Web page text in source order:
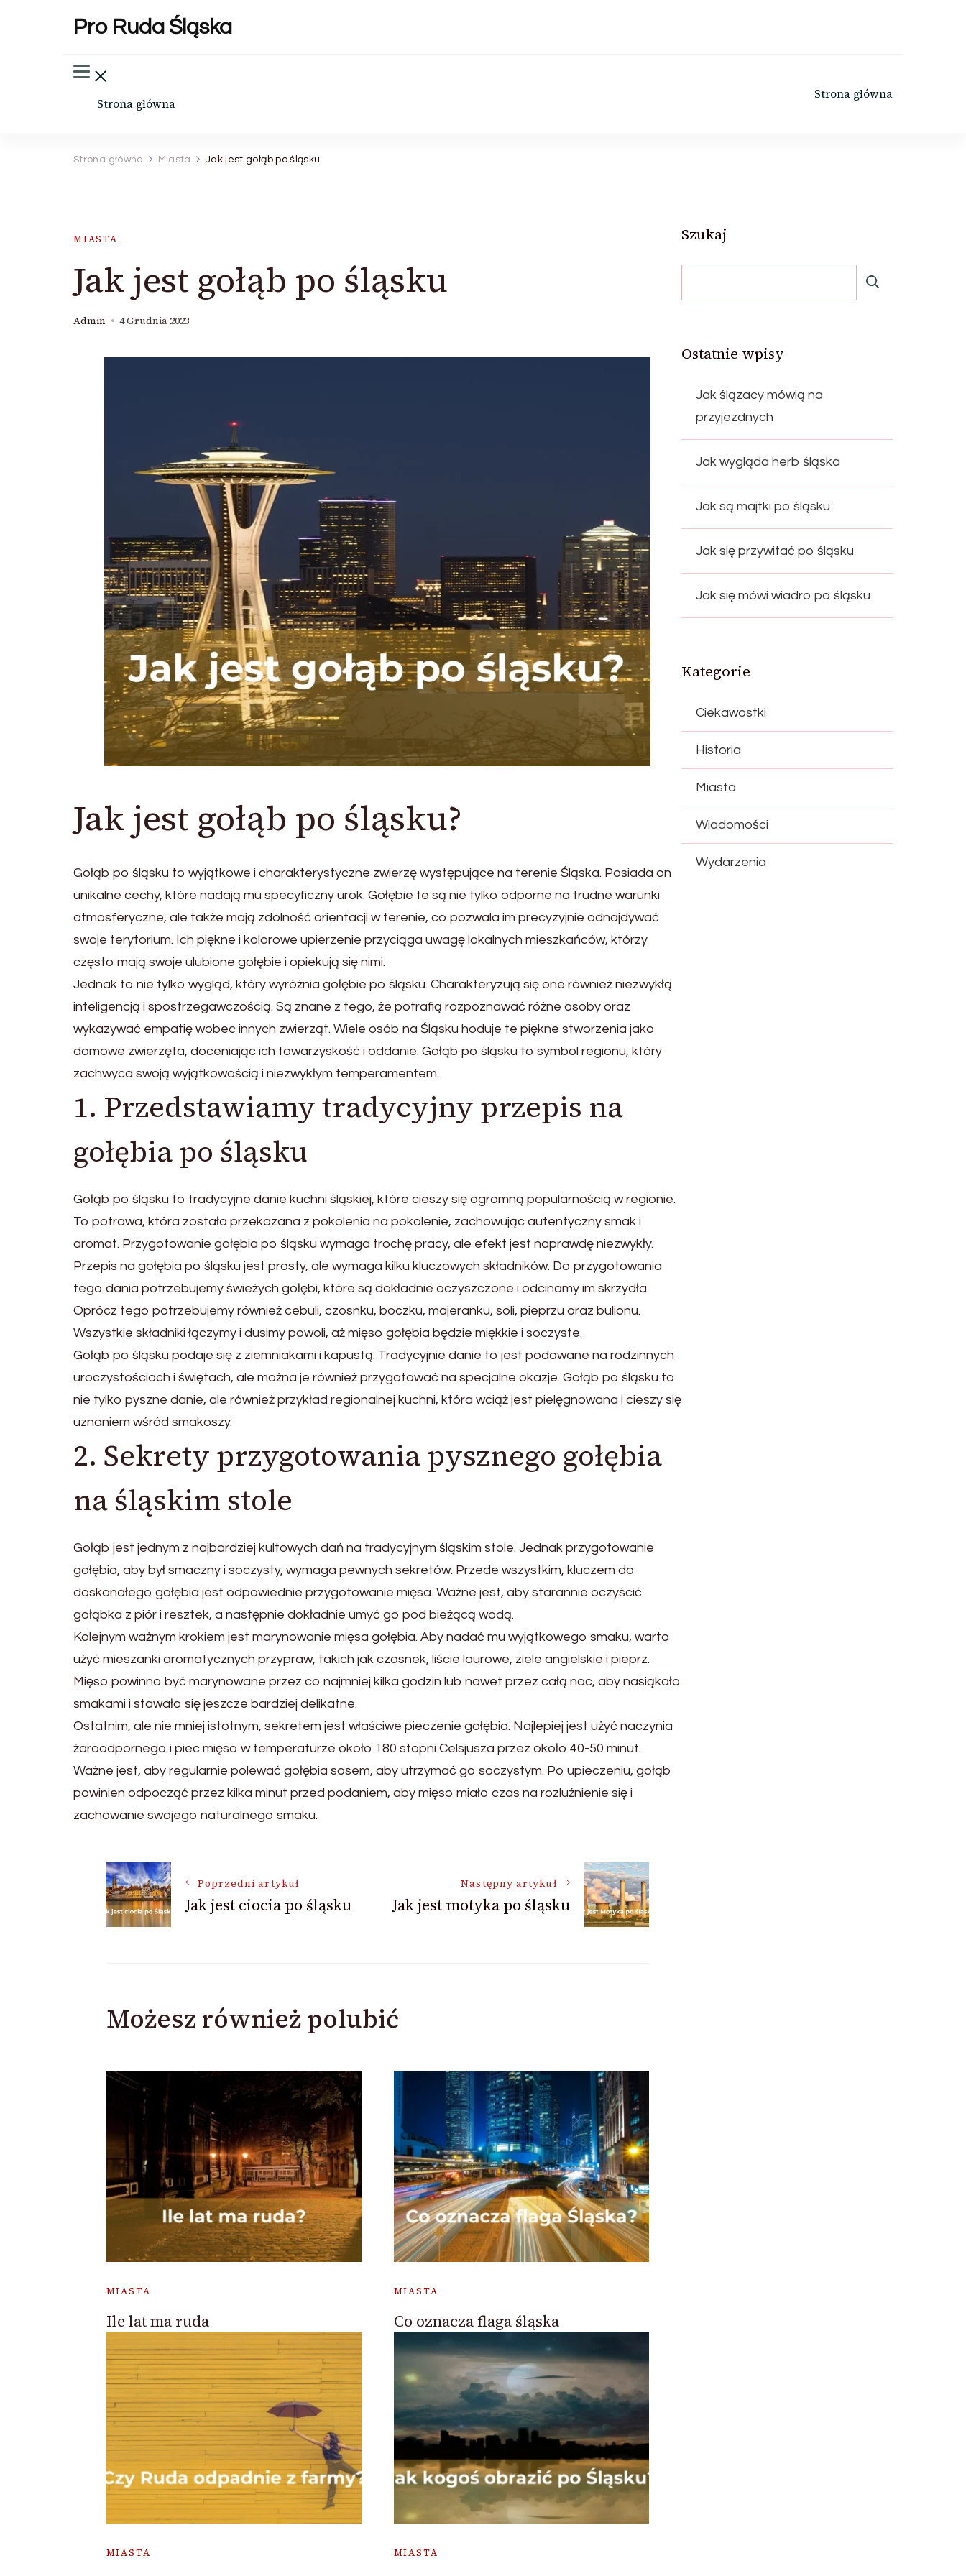
Pro Ruda Śląska
Strona główna
Strona główna
Strona główna Miasta Jak jest gołąb po śląsku
MIASTA
Jak jest gołąb po śląsku
Admin 4 Grudnia 2023
Jak jest gołąb po śląsku?
Gołąb po śląsku to wyjątkowe i charakterystyczne zwierzę występujące na terenie Śląska. Posiada on
unikalne cechy, które nadają mu specyficzny urok. Gołębie te są nie tylko odporne na trudne warunki
atmosferyczne, ale także mają zdolność orientacji w terenie, co pozwala im precyzyjnie odnajdywać
swoje terytorium. Ich piękne i kolorowe upierzenie przyciąga uwagę lokalnych mieszkańców, którzy
często mają swoje ulubione gołębie i opiekują się nimi.
Jednak to nie tylko wygląd, który wyróżnia gołębie po śląsku. Charakteryzują się one również niezwykłą
inteligencją i spostrzegawczością. Są znane z tego, że potrafią rozpoznawać różne osoby oraz
wykazywać empatię wobec innych zwierząt. Wiele osób na Śląsku hoduje te piękne stworzenia jako
domowe zwierzęta, doceniając ich towarzyskość i oddanie. Gołąb po śląsku to symbol regionu, który
zachwyca swoją wyjątkowością i niezwykłym temperamentem.
1. Przedstawiamy tradycyjny przepis na
gołębia po śląsku
Gołąb po śląsku to tradycyjne danie kuchni śląskiej, które cieszy się ogromną popularnością w regionie.
To potrawa, która została przekazana z pokolenia na pokolenie, zachowując autentyczny smak i
aromat. Przygotowanie gołębia po śląsku wymaga trochę pracy, ale efekt jest naprawdę niezwykły.
Przepis na gołębia po śląsku jest prosty, ale wymaga kilku kluczowych składników. Do przygotowania
tego dania potrzebujemy świeżych gołębi, które są dokładnie oczyszczone i odcinamy im skrzydła.
Oprócz tego potrzebujemy również cebuli, czosnku, boczku, majeranku, soli, pieprzu oraz bulionu.
Wszystkie składniki łączymy i dusimy powoli, aż mięso gołębia będzie miękkie i soczyste.
Gołąb po śląsku podaje się z ziemniakami i kapustą. Tradycyjnie danie to jest podawane na rodzinnych
uroczystościach i świętach, ale można je również przygotować na specjalne okazje. Gołąb po śląsku to
nie tylko pyszne danie, ale również przykład regionalnej kuchni, która wciąż jest pielęgnowana i cieszy się
uznaniem wśród smakoszy.
2. Sekrety przygotowania pysznego gołębia
na śląskim stole
Gołąb jest jednym z najbardziej kultowych dań na tradycyjnym śląskim stole. Jednak przygotowanie
gołębia, aby był smaczny i soczysty, wymaga pewnych sekretów. Przede wszystkim, kluczem do
doskonałego gołębia jest odpowiednie przygotowanie mięsa. Ważne jest, aby starannie oczyścić
gołąbka z piór i resztek, a następnie dokładnie umyć go pod bieżącą wodą.
Kolejnym ważnym krokiem jest marynowanie mięsa gołębia. Aby nadać mu wyjątkowego smaku, warto
użyć mieszanki aromatycznych przypraw, takich jak czosnek, liście laurowe, ziele angielskie i pieprz.
Mięso powinno być marynowane przez co najmniej kilka godzin lub nawet przez całą noc, aby nasiąkało
smakami i stawało się jeszcze bardziej delikatne.
Ostatnim, ale nie mniej istotnym, sekretem jest właściwe pieczenie gołębia. Najlepiej jest użyć naczynia
żaroodpornego i piec mięso w temperaturze około 180 stopni Celsjusza przez około 40-50 minut.
Ważne jest, aby regularnie polewać gołębia sosem, aby utrzymać go soczystym. Po upieczeniu, gołąb
powinien odpocząć przez kilka minut przed podaniem, aby mięso miało czas na rozluźnienie się i
zachowanie swojego naturalnego smaku.
Nawigacja
wpisu
Poprzedni artykuł
Jak jest ciocia po śląsku
Następny artykuł
Jak jest motyka po śląsku
Możesz również polubić
MIASTA
Ile lat ma ruda
MIASTA
Co oznacza flaga śląska
MIASTA MIASTA
Szukaj
Ostatnie wpisy
Jak ślązacy mówią na
przyjezdnych
Jak wygląda herb śląska
Jak są majtki po śląsku
Jak się przywitać po śląsku
Jak się mówi wiadro po śląsku
Kategorie
Ciekawostki
Historia
Miasta
Wiadomości
Wydarzenia